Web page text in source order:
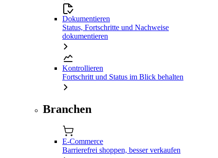
Dokumentieren
Status, Fortschritte und Nachweise
dokumentieren
Kontrollieren
Fortschritt und Status im Blick behalten
Branchen
E-Commerce
Barrierefrei shoppen, besser verkaufen